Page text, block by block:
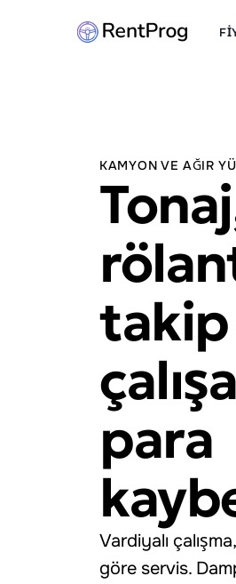
KAMYON VE AĞIR
takip
para
Vardiyalı
göre servis.